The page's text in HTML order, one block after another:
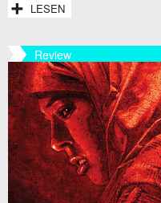
LESEN
Review